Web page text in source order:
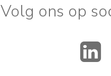
Volg ons op